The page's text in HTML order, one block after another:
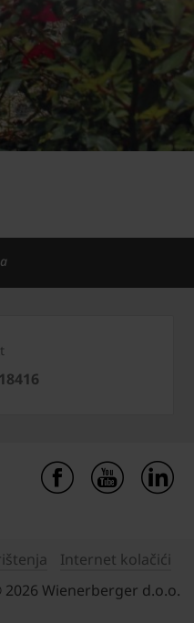
Internet kolačići
2026 Wienerberger d.o.o.